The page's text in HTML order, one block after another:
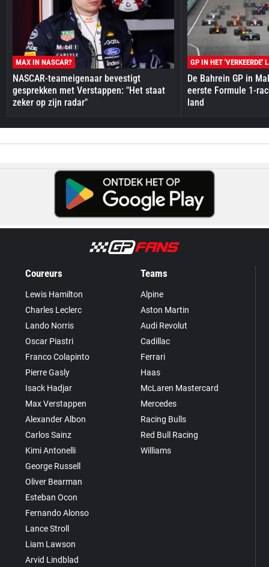
MAX IN NASCAR?
NASCAR-teameigenaar bevestigt
gesprekken met Verstappen: "Het staat
zeker op zijn radar"
GP IN HET 'VERKEERDE'
De Bahrein GP in
eerste Formule 1-
land
Coureurs
Lewis Hamilton
Charles Leclerc
Lando Norris
Oscar Piastri
Franco Colapinto
Pierre Gasly
Isack Hadjar
Max Verstappen
Alexander Albon
Carlos Sainz
Kimi Antonelli
George Russell
Oliver Bearman
Esteban Ocon
Fernando Alonso
Lance Stroll
Liam Lawson
Arvid Lindblad
Teams
Alpine
Aston Martin
Audi Revolut
Cadillac
Ferrari
Haas
McLaren Mastercard
Mercedes
Racing Bulls
Red Bull Racing
Williams